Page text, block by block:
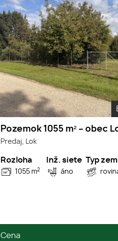
Pozemok 1055 m² – obec
Predaj, Lok
Rozloha
1055 m2
Inž. siete
áno
Typ
Cena